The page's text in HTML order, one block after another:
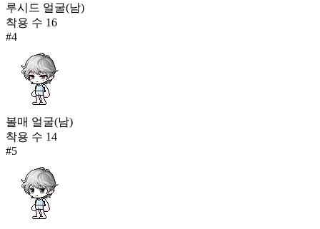
루시드 얼굴(남)
착용 수 16
#4
볼매 얼굴(남)
착용 수 14
#5